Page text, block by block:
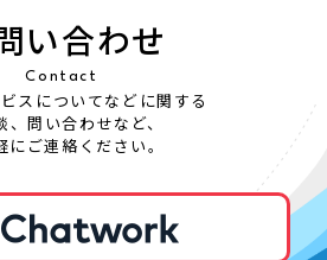
い合わせ
Contact
スについてなどに関する
、問い合わせなど、
にご連絡ください。